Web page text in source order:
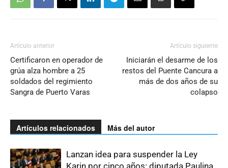
Artículo anterior
Certificaron en operador de
grúa alza hombre a 25
soldados del regimiento
Sangra de Puerto Varas
Artículo siguiente
Iniciarán el desarme de los
restos del Puente Cancura a
más de dos años de su
colapso
Artículos relacionados Más del autor
Lanzan idea para suspender la Ley